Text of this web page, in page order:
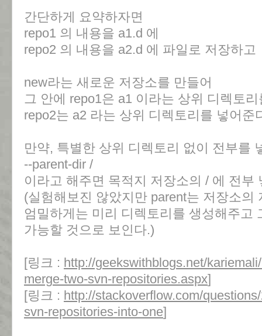
간단하게 요약하자면
repo1 의 내용을 a1.d 에
repo2 의 내용을 a2.d 에 파일로 저장하고
new라는 새로운 저장소를 만들어
그 안에 repo1은 a1 이라는 상위 디렉토
repo2는 a2 라는 상위 디렉토리를 넣어준
만약, 특별한 상위 디렉토리 없이 전부를
--parent-dir /
이라고 해주면 목적지 저장소의 / 에 전부
(실험해보진 않았지만 parent는 저장소의
엄밀하게는 미리 디렉토리를 생성해주고
가능할 것으로 보인다.)
[링크 : http://geekswithblogs.net/
merge-two-svn-repositories.aspx]
[링크 : http://stackoverflow.com/
svn-repositories-into-one]